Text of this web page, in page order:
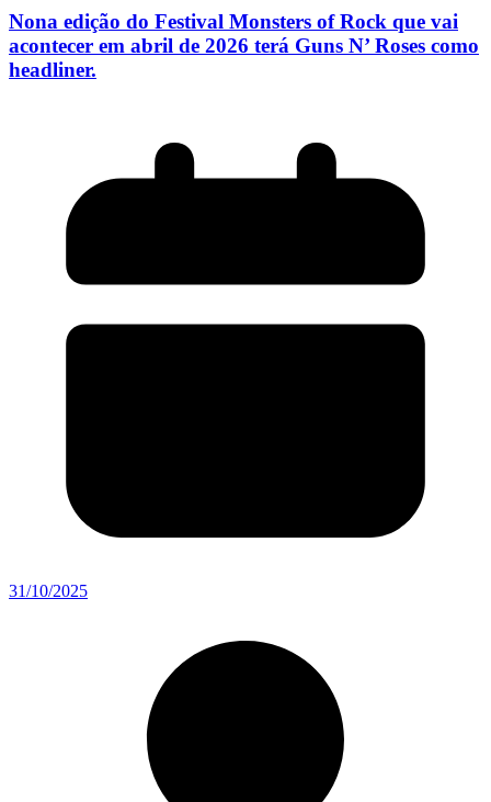
Nona edição do Festival Monsters of Rock que vai
acontecer em abril de 2026 terá Guns N’ Roses como
headliner.
31/10/2025